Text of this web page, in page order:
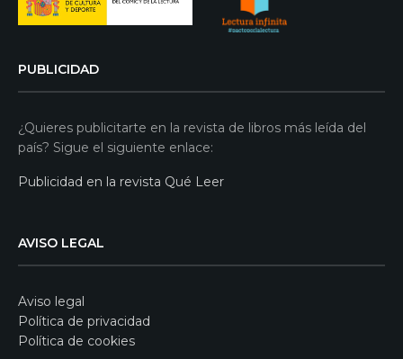
PUBLICIDAD
¿Quieres publicitarte en la revista de libros más leída del
país? Sigue el siguiente enlace:
Publicidad en la revista Qué Leer
AVISO LEGAL
Aviso legal
Política de privacidad
Política de cookies